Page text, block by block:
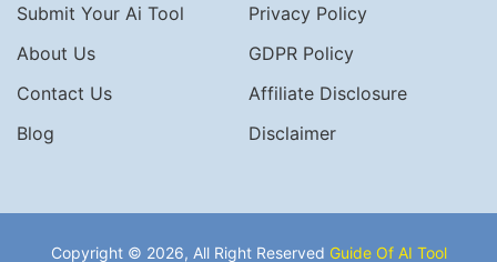
Submit Your Ai Tool
Privacy Policy
About Us
GDPR Policy
Contact Us
Affiliate Disclosure
Blog
Disclaimer
Copyright © 2026, All Right Reserved Guide Of AI Tool